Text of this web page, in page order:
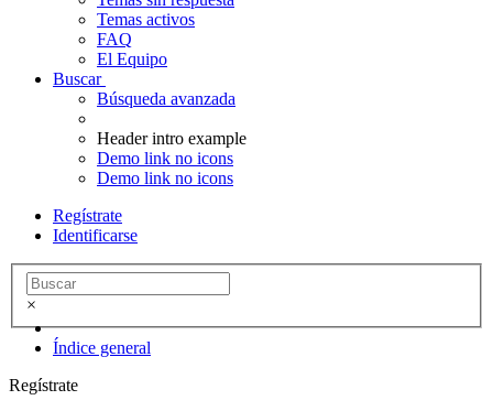
Temas activos
FAQ
El Equipo
Buscar
Búsqueda avanzada
Header intro example
Demo link no icons
Demo link no icons
Regístrate
Identificarse
×
Índice general
Regístrate